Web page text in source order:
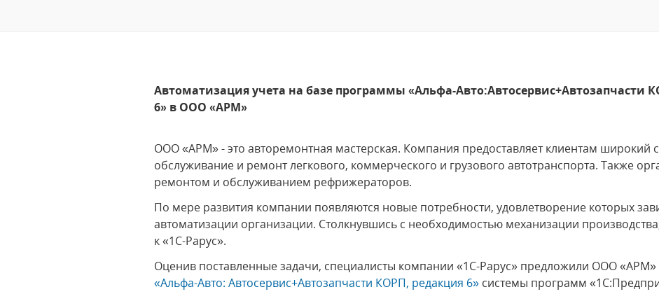
Автоматизация учета на базе программы «Альфа-Авто:Автосервис+Автозапчасти
6» в ООО «АРМ»
ООО «АРМ» - это авторемонтная мастерская. Компания предоставляет клиентам широкий
обслуживание и ремонт легкового, коммерческого и грузового автотранспорта. Также
ремонтом и обслуживанием рефрижераторов.
По мере развития компании появляются новые потребности, удовлетворение которых
автоматизации организации. Столкнувшись с необходимостью механизации
к «1С-Рарус».
Оценив поставленные задачи, специалисты компании «1С-Рарус» предложили ООО «АРМ»
«Альфа-Авто: Автосервис+Автозапчасти КОРП, редакция 6» системы программ